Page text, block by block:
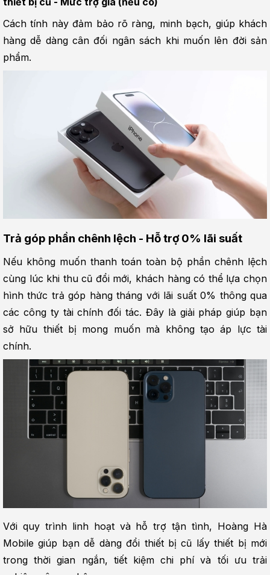
Cách tính này đảm bảo rõ ràng, minh bạch, giúp khách
hàng dễ dàng cân đối ngân sách khi muốn lên đời sản
phẩm.
Trả góp phần chênh lệch - Hỗ trợ 0% lãi suất
Nếu không muốn thanh toán toàn bộ phần chênh lệch
cùng lúc khi thu cũ đổi mới, khách hàng có thể lựa chọn
hình thức trả góp hàng tháng với lãi suất 0% thông qua
các công ty tài chính đối tác. Đây là giải pháp giúp bạn
sở hữu thiết bị mong muốn mà không tạo áp lực tài
chính.
Với quy trình linh hoạt và hỗ trợ tận tình, Hoàng Hà
Mobile giúp bạn dễ dàng đổi thiết bị cũ lấy thiết bị mới
trong thời gian ngắn, tiết kiệm chi phí và tối ưu trải